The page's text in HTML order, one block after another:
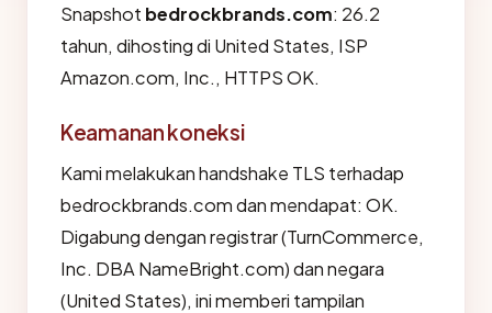
Snapshot bedrockbrands.com: 26.2
tahun, dihosting di United States, ISP
Amazon.com, Inc., HTTPS OK.
Keamanan koneksi
Kami melakukan handshake TLS terhadap
bedrockbrands.com dan mendapat: OK.
Digabung dengan registrar (TurnCommerce,
Inc. DBA NameBright.com) dan negara
(United States), ini memberi tampilan